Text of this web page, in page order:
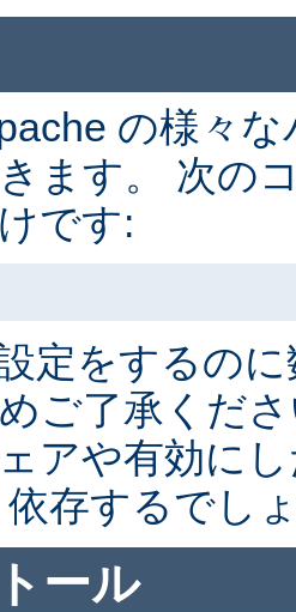
の様々
ます。 次の
です:
定をするの
ご了承くだ
アや有効に
存するでし
ール